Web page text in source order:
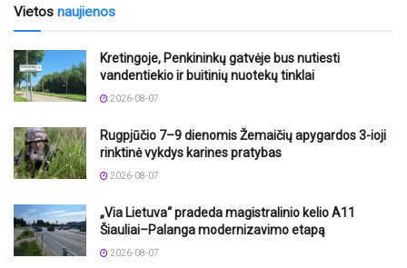
Vietos naujienos
Kretingoje, Penkininkų gatvėje bus nutiesti
vandentiekio ir buitinių nuotekų tinklai
2026-08-07
Rugpjūčio 7–9 dienomis Žemaičių apygardos 3-ioji
rinktinė vykdys karines pratybas
2026-08-07
„Via Lietuva“ pradeda magistralinio kelio A11
Šiauliai–Palanga modernizavimo etapą
2026-08-07